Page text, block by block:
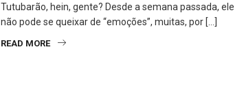
Tutubarão, hein, gente? Desde a semana passada, ele
não pode se queixar de “emoções”, muitas, por […]
READ MORE